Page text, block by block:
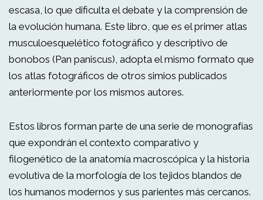
escasa, lo que dificulta el debate y la comprensión de
la evolución humana. Este libro, que es el primer atlas
musculoesquelético fotográfico y descriptivo de
bonobos (Pan paniscus), adopta el mismo formato que
los atlas fotográficos de otros simios publicados
anteriormente por los mismos autores.
Estos libros forman parte de una serie de monografías
que expondrán el contexto comparativo y
filogenético de la anatomía macroscópica y la historia
evolutiva de la morfología de los tejidos blandos de
los humanos modernos y sus parientes más cercanos.